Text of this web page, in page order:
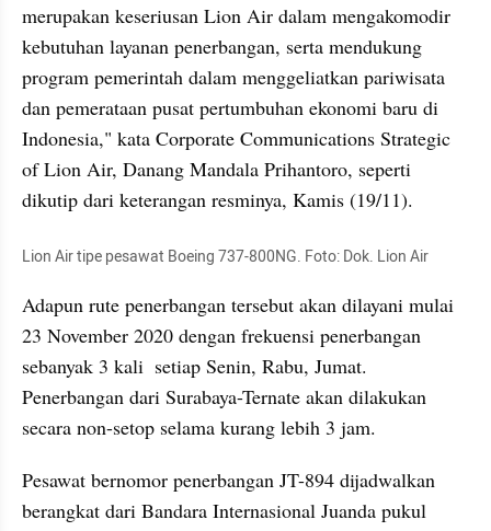
merupakan keseriusan Lion Air dalam mengakomodir
kebutuhan layanan penerbangan, serta mendukung
program pemerintah dalam menggeliatkan pariwisata
dan pemerataan pusat pertumbuhan ekonomi baru di
Indonesia," kata Corporate Communications Strategic
of Lion Air, Danang Mandala Prihantoro, seperti
dikutip dari keterangan resminya, Kamis (19/11).
Lion Air tipe pesawat Boeing 737-800NG. Foto: Dok. Lion Air
Adapun rute penerbangan tersebut akan dilayani mulai
23 November 2020 dengan frekuensi penerbangan
sebanyak 3 kali  setiap Senin, Rabu, Jumat.
Penerbangan dari Surabaya-Ternate akan dilakukan
secara non-setop selama kurang lebih 3 jam.
Pesawat bernomor penerbangan JT-894 dijadwalkan
berangkat dari Bandara Internasional Juanda pukul